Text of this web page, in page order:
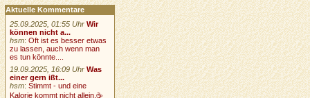
Aktuelle Kommentare
25.09.2025, 01:55 Uhr Wir
können nicht a...
hsm:Oft ist es besser etwas
zu lassen, auch wenn man
es tun könnte....
19.09.2025, 16:09 Uhr Was
einer gern ißt...
hsm:Stimmt - und eine
Kalorie kommt nicht allein.☕